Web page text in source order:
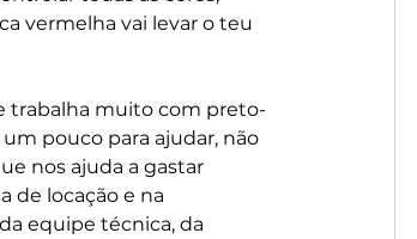
vermelha vai levar o teu
trabalha muito com preto-
pouco para ajudar, não
nos ajuda a gastar
de locação e na
equipe técnica, da